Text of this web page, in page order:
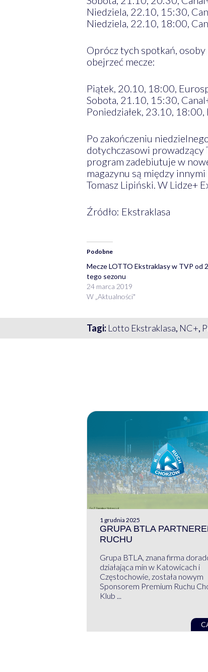
Niedziela, 22.10, 15:30,
Niedziela, 22.10, 18:00,
Oprócz tych spotkań,
obejrzeć mecze:
Piątek, 20.10, 18:00,
Sobota, 21.10, 15:30,
Poniedziałek, 23.10,
Po zakończeniu
dotychczasowi prowadzący
program zadebiutuje w
magazynu są między
Tomasz Lipiński. W Lidze+
Źródło: Ekstraklasa
Podobne
Mecze LOTTO Ekstraklasy w TVP od
tego sezonu
24 marca 2019
W „Aktualności"
Tagi: Lotto Ekstraklasa, NC+,
1 grudnia 2025
GRUPA BTLA
RUCHU
Grupa BTLA, znana firma
działająca min w Katowicach i
Częstochowie, została nowym
Sponsorem Premium Ruchu
Klub ...